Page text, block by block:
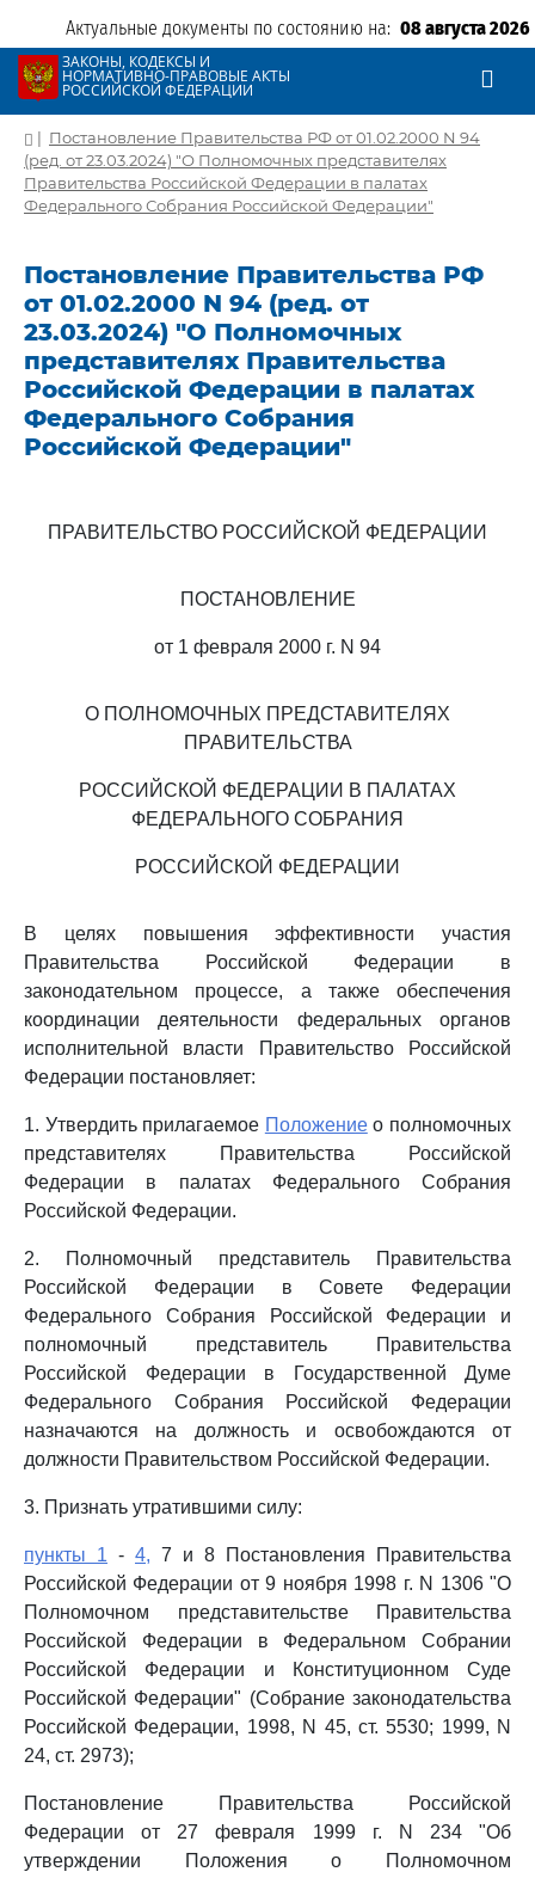
Актуальные документы по состоянию на: 08 августа 2026
ЗАКОНЫ, КОДЕКСЫ И
НОРМАТИВНО-ПРАВОВЫЕ АКТЫ
РОССИЙСКОЙ ФЕДЕРАЦИИ
| Постановление Правительства РФ от 01.02.2000 N 94
(ред. от 23.03.2024) "О Полномочных представителях
Правительства Российской Федерации в палатах
Федерального Собрания Российской Федерации"
Постановление Правительства РФ
от 01.02.2000 N 94 (ред. от
23.03.2024) "О Полномочных
представителях Правительства
Российской Федерации в палатах
Федерального Собрания
Российской Федерации"
ПРАВИТЕЛЬСТВО РОССИЙСКОЙ ФЕДЕРАЦИИ
ПОСТАНОВЛЕНИЕ
от 1 февраля 2000 г. N 94
О ПОЛНОМОЧНЫХ ПРЕДСТАВИТЕЛЯХ
ПРАВИТЕЛЬСТВА
РОССИЙСКОЙ ФЕДЕРАЦИИ В ПАЛАТАХ
ФЕДЕРАЛЬНОГО СОБРАНИЯ
РОССИЙСКОЙ ФЕДЕРАЦИИ
В целях повышения эффективности участия
Правительства Российской Федерации в
законодательном процессе, а также обеспечения
координации деятельности федеральных органов
исполнительной власти Правительство Российской
Федерации постановляет:
1. Утвердить прилагаемое Положениео полномочных
представителях Правительства Российской
Федерации в палатах Федерального Собрания
Российской Федерации.
2. Полномочный представитель Правительства
Российской Федерации в Совете Федерации
Федерального Собрания Российской Федерации и
полномочный представитель Правительства
Российской Федерации в Государственной Думе
Федерального Собрания Российской Федерации
назначаются на должность и освобождаются от
должности Правительством Российской Федерации.
3. Признать утратившими силу:
пункты 1 - 4, 7 и 8 Постановления Правительства
Российской Федерации от 9 ноября 1998 г. N 1306 "О
Полномочном представительстве Правительства
Российской Федерации в Федеральном Собрании
Российской Федерации и Конституционном Суде
Российской Федерации" (Собрание законодательства
Российской Федерации, 1998, N 45, ст. 5530; 1999, N
24, ст. 2973);
Постановление Правительства Российской
Федерации от 27 февраля 1999 г. N 234 "Об
утверждении Положения о Полномочном